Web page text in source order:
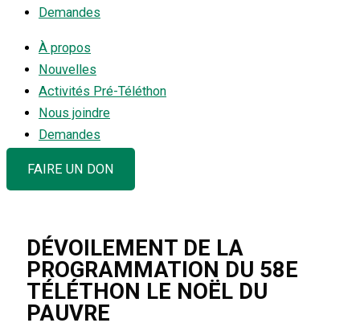
Demandes
À propos
Nouvelles
Activités Pré-Téléthon
Nous joindre
Demandes
FAIRE UN DON
DÉVOILEMENT DE LA
PROGRAMMATION DU 58E
TÉLÉTHON LE NOËL DU
PAUVRE